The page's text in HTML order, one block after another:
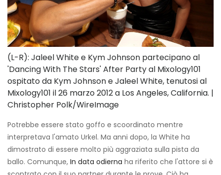
(L-R): Jaleel White e Kym Johnson partecipano al
'Dancing With The Stars' After Party al Mixology101
ospitato da Kym Johnson e Jaleel White, tenutosi al
Mixology101 il 26 marzo 2012 a Los Angeles, California. |
Christopher Polk/WireImage
Potrebbe essere stato goffo e scoordinato mentre
interpretava l'amato Urkel. Ma anni dopo, la White ha
dimostrato di essere molto più aggraziata sulla pista da
ballo. Comunque, In data odierna ha riferito che l'attore si è